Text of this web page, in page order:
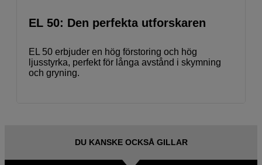
EL 50: Den perfekta utforskaren
EL 50 erbjuder en hög förstoring och hög
ljusstyrka, perfekt för långa avstånd i skymning
och gryning.
DU KANSKE OCKSÅ GILLAR